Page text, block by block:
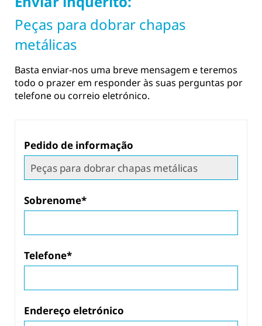
grau de flexibilidade no
processamento de chapas
metálicas e podem ser
requisitos específicos do projeto.
processo, de modo a garantir
uma qualidade
consistentemente elevada. A
escolha do material correto é,
portanto, essencial para o
produto final e para a sua
utilização.
Peças para dobrar chapas
metálicas
Basta enviar-nos uma breve mensagem e teremos
todo o prazer em responder às suas perguntas por
telefone ou correio eletrónico.
Pedido de informação
Sobrenome*
Telefone*
Endereço eletrónico